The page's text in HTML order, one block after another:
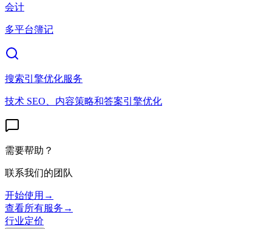
会计
多平台簿记
搜索引擎优化服务
技术 SEO、内容策略和答案引擎优化
需要帮助？
联系我们的团队
开始使用 →
查看所有服务 →
行业定价